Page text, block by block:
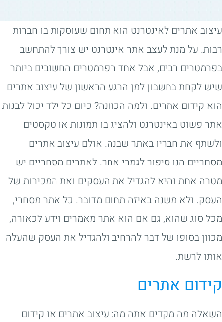
עיצוב אתרים לאינטרנט הוא תחום שעוסקות בו חברות
רבות. על מנת לעצב אתר אינטרנט יש צורך להתחשב
בפרמטרים רבים, אבל אחד הפרמטרים החשובים ביותר
שיש לקחת בחשבון למן הרגע הראשון של עיצוב אתרים
הוא קידום אתרים. ולמה הכוונה? כיום כל ילד יכול לבנות
אתר פשוט באינטרנט ולהציג בו תמונות או טקסטים
ולשתף את חבריו באתר שבנה. אולם עיצוב אתרים
מסחריים הנו סיפור לגמרי אחר. לאתרים מסחריים יש
מטרה אחת והיא להגדיל את העסקים ואת המכירות של
העסק. ולא משנה באיזה תחום מדובר. כל אתר מסחרי,
מכל סוג שהוא, גם אם הוא אתר מאמרים וידע לכאורה,
מכוון בסופו של דבר להרחיב ולהגדיל את העסק שהעלה
אותו לרשת.
קידום אתרים
השאלה מה מקדים אתה מה: עיצוב אתרים או קידום